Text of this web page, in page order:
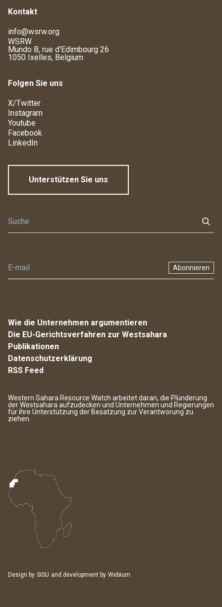
Kontakt
info@wsrw.org
WSRW
Mundo B, rue d'Edimbourg 26
1050 Ixelles, Belgium
Folgen Sie uns
X/Twitter
Instagram
Youtube
Facebook
LinkedIn
Unterstützen Sie uns
Abonnieren
Wie die Unternehmen argumentieren
Die EU-Gerichtsverfahren zur Westsahara
Publikationen
Datenschutzerklärung
RSS Feed
Western Sahara Resource Watch arbeitet daran, die Plünderung
der Westsahara aufzudecken und Unternehmen und Regierungen
für ihre Unterstützung der Besatzung zur Verantworung zu
ziehen.
Design by SISU and development by Webium